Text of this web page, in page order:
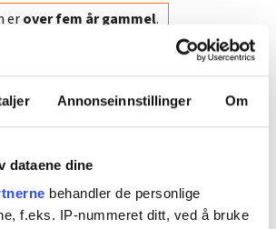
Annonseinnstillinger Om
dataene dine
behandler de personlige
f.eks. IP-nummeret ditt, ved å bruke
erover fem år gammel.
Staten klima